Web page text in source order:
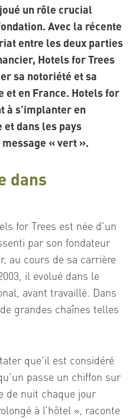
un rôle crucial
Avec la récente
entre les deux parties
Hotels for Trees
sa notoriété et sa
et en France. Hotels for
à s’implanter en
et dans les pays
« vert ».
dans
for Trees est née d’un
par son fondateur
au cours de sa carrière
il evolué dans le
avant travaillé. Dans
grandes chaînes telles
que’il est considéré
passe un chiffon sur
de nuit chaque jour
à l’hôtel », raconte